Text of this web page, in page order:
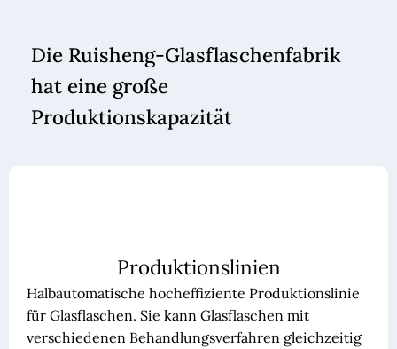
Die Ruisheng-Glasflaschenfabrik
hat eine große
Produktionskapazität
Produktionslinien
Halbautomatische hocheffiziente Produktionslinie
für Glasflaschen. Sie kann Glasflaschen mit
verschiedenen Behandlungsverfahren gleichzeitig